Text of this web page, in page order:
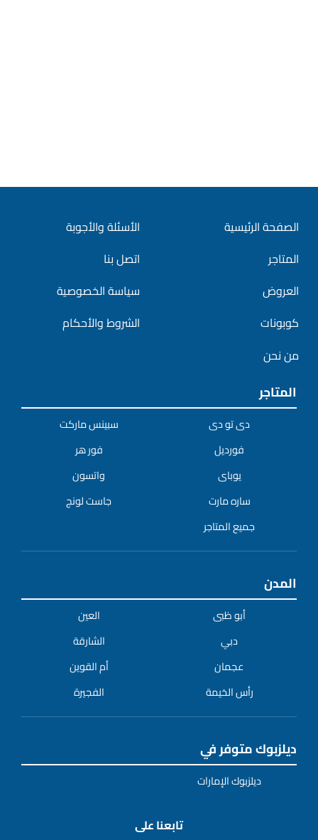
الصفحة الرئيسية
المتاجر
العروض
كوبونات
من نحن
الأسئلة والأجوبة
اتصل بنا
سياسة الخصوصية
الشروط والأحكام
المتاجر
دى تو دى
سبينس ماركت
فورديل
فور هر
يوباى
واتسون
ساره مارت
جاست لونج
جميع المتاجر
المدن
أبو ظبى
العين
دبي
الشارقة
عجمان
أم القوين
رأس الخيمة
الفجيرة
ديلزبوك متوفر في
ديلزبوك الإمارات
تابعنا على